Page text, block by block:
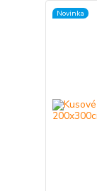
Novinka